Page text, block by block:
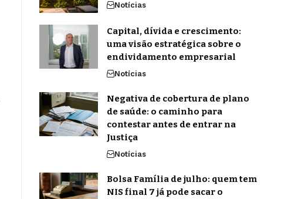
Notícias
Capital, dívida e crescimento:
uma visão estratégica sobre o
endividamento empresarial
Notícias
Negativa de cobertura de plano
de saúde: o caminho para
contestar antes de entrar na
Justiça
Notícias
Bolsa Família de julho: quem tem
NIS final 7 já pode sacar o